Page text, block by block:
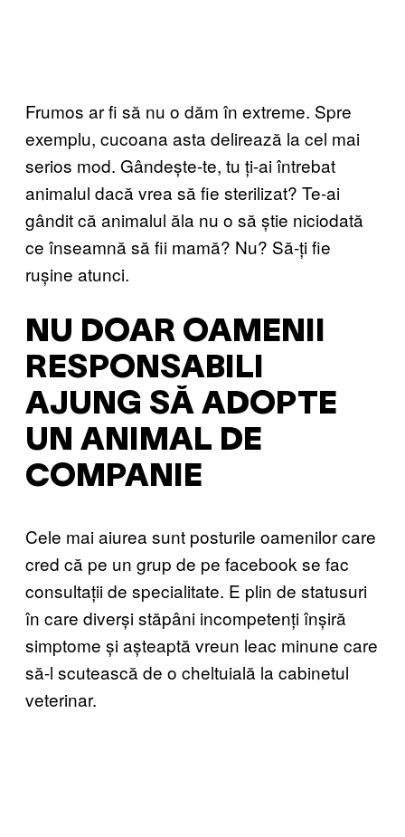
Frumos ar fi să nu o dăm în extreme. Spre
exemplu, cucoana asta delirează la cel mai
serios mod. Gândește-te, tu ți-ai întrebat
animalul dacă vrea să fie sterilizat? Te-ai
gândit că animalul ăla nu o să știe niciodată
ce înseamnă să fii mamă? Nu? Să-ți fie
rușine atunci.
NU DOAR OAMENII
RESPONSABILI
AJUNG SĂ ADOPTE
UN ANIMAL DE
COMPANIE
Cele mai aiurea sunt posturile oamenilor care
cred că pe un grup de pe facebook se fac
consultații de specialitate. E plin de statusuri
în care diverși stăpâni incompetenți înșiră
simptome și așteaptă vreun leac minune care
să-l scutească de o cheltuială la cabinetul
veterinar.